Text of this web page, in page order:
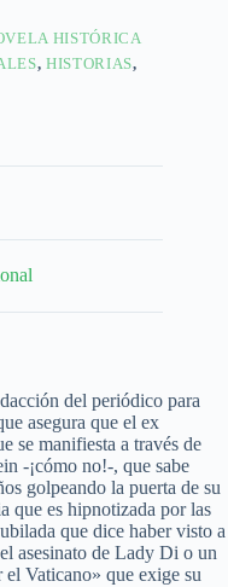
HISTÓRICA
,HISTORIAS,
del periódico para
asegura que el ex
se manifiesta a través de
-¡cómo no!-, que sabe
golpeando la puerta de su
que es hipnotizada por las
que dice haber visto a
asesinato de Lady Di o un
Vaticano» que exige su